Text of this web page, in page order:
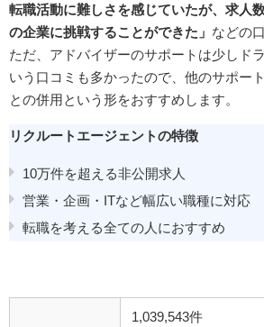
転職活動に難しさを感じていたが、求人
の企業に挑戦することができた」 などの
ただ、アドバイザーのサポートは少しド
いう口コミも多かったので、他のサポー
との併用という形をおすすめします。
リクルートエージェントの特徴
10万件を超える非公開求人
営業・企画・ITなど幅広い職種に対応
転職を考える全ての人におすすめ
1,039,543件